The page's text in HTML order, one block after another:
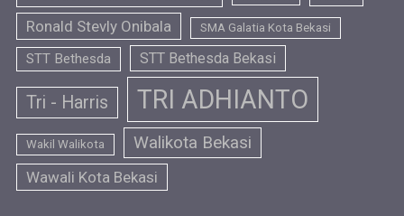
Ronald Stevly Onibala SMA Galatia Kota Bekasi
STT Bethesda STT Bethesda Bekasi
Tri - Harris TRI ADHIANTO
Wakil Walikota Walikota Bekasi
Wawali Kota Bekasi